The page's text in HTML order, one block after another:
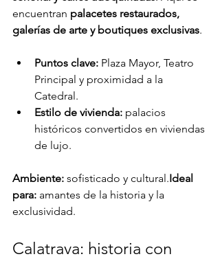
encuentran palacetes restaurados,
galerías de arte y boutiques exclusivas.
Puntos clave: Plaza Mayor, Teatro
Principal y proximidad a la
Catedral.
Estilo de vivienda: palacios
históricos convertidos en viviendas
de lujo.
Ambiente: sofisticado y cultural.Ideal
para: amantes de la historia y la
exclusividad.
Calatrava: historia con